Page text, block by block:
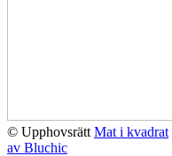
© Upphovsrätt Mat i kvadrat
av Bluchic